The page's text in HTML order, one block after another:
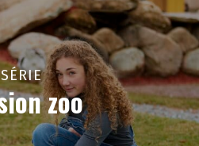
SÉRIE
zoo